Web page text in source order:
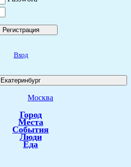
Регистрация
Вход
Екатеринбург
Москва
Город
Места
События
Люди
Еда